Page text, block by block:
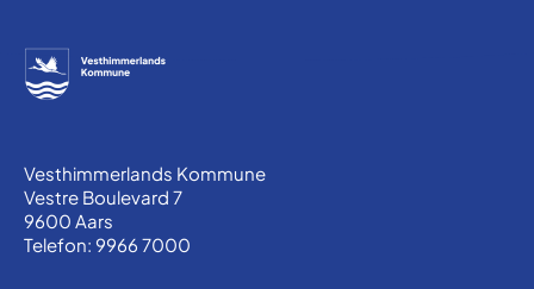
Vesthimmerlands Kommune
Vestre Boulevard 7
9600 Aars
Telefon: 9966 7000